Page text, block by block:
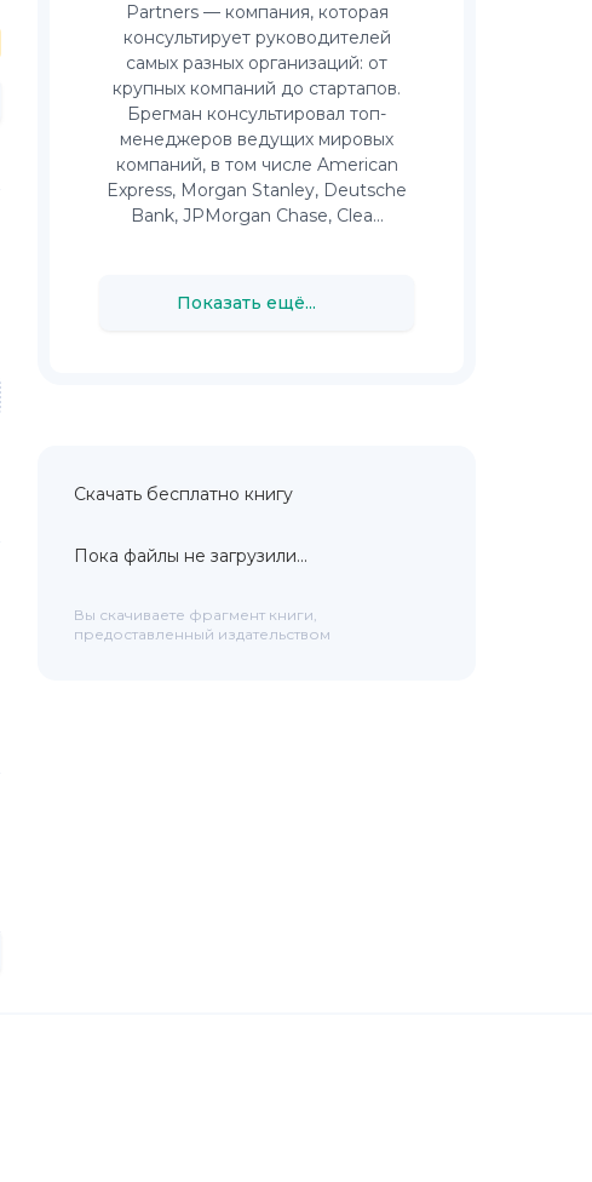
Partners — компания, которая
консультирует руководителей
самых разных организаций: от
крупных компаний до стартапов.
Брегман консультировал топ-
менеджеров ведущих мировых
компаний, в том числе American
Express, Morgan Stanley, Deutsche
Bank, JPMorgan Chase, Clea...
Показать ещё...
Скачать бесплатно книгу
Пока файлы не загрузили...
Вы скачиваете фрагмент книги,
предоставленный издательством